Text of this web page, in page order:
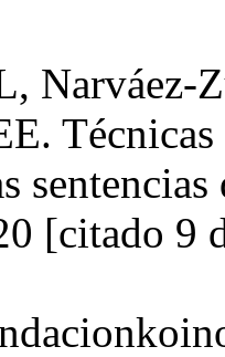
[citado 9